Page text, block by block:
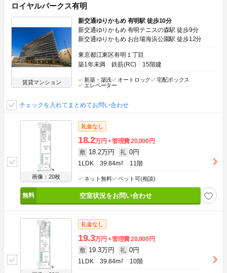
ロイヤルパークス有明
賃貸マンション
新交通ゆりかもめ 有明駅 徒歩10分
新交通ゆりかもめ 有明テニスの森駅 徒歩9分
新交通ゆりかもめ お台場海浜公園駅 徒歩12分
東京都江東区有明１丁目
築1年未満
鉄筋(RC) 15階建
新築・築浅 オートロック
宅配ボックス
エレベーター
チェックを入れてまとめてお問い合わせ
画像：20枚
礼金なし
18.2万円 管理費20,000円
敷 18.2万円 礼 0円
1LDK 39.84m2 11階
ネット無料 ペット可(相談)
空室状況をお問い合わせ
礼金なし
19.3万円 管理費20,000円
敷 19.3万円 礼 0円
1LDK 39.84m2 10階